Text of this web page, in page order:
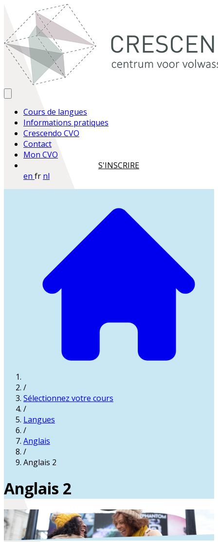
Cours de langues
Informations pratiques
Crescendo CVO
Contact
Mon CVO
S'INSCRIRE
en fr nl
/
Sélectionnez votre cours
/
Langues
/
Anglais
/
Anglais 2
Anglais 2